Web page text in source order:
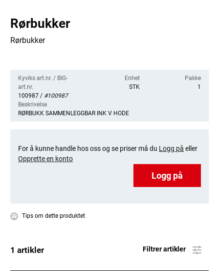
Rørbukker
Rørbukker
Kyviks art.nr. / BIG-
art.nr.
100987 / #100987
Enhet
STK
Pakke
1
Beskrivelse
RØRBUKK SAMMENLEGGBAR INK V HODE
For å kunne handle hos oss og se priser må du Logg på eller
Opprette en konto
Logg på
Tips om dette produktet
1 artikler Filtrer artikler